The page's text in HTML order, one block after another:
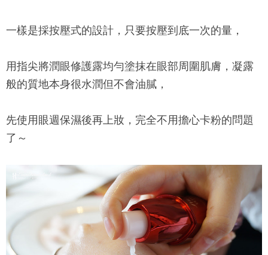
一樣是採按壓式的設計，只要按壓到底一次的量，
用指尖將潤眼修護露均勻塗抹在眼部周圍肌膚，凝露
般的質地本身很水潤但不會油膩，
先使用眼週保濕後再上妝，完全不用擔心卡粉的問題
了～